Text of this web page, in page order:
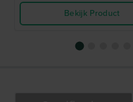
Bekijk Product